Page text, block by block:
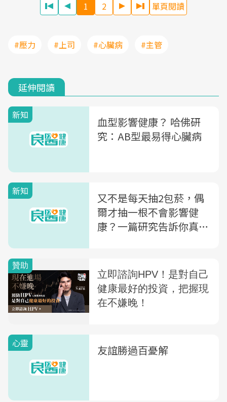
1 2 單頁閱讀
#壓力 #上司 #心臟病 #主管
延伸閱讀
新知
血型影響健康？ 哈佛研
究：AB型最易得心臟病
新知
又不是每天抽2包菸，偶
爾才抽一根不會影響健
康？一篇研究告訴你真相
心靈 友誼勝過百憂解